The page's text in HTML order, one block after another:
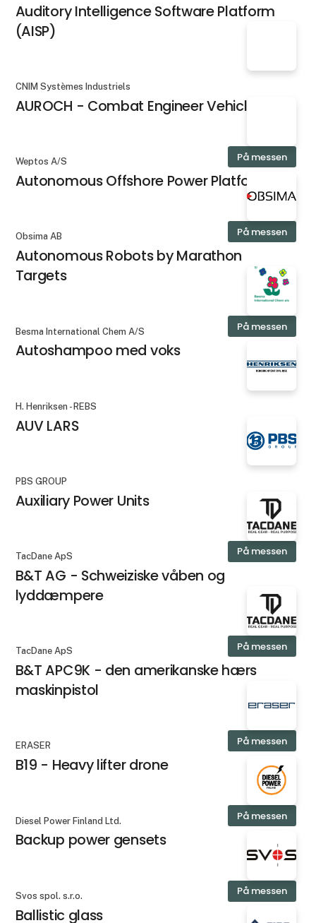
Auditory Intelligence Software Platform
(AISP)
CNIM Systèmes Industriels
AUROCH - Combat Engineer Vehicle
På messen
Weptos A/S
Autonomous Offshore Power Platform
På messen
Obsima AB
Autonomous Robots by Marathon
Targets
På messen
Besma International Chem A/S
Autoshampoo med voks
H. Henriksen - REBS
AUV LARS
PBS GROUP
Auxiliary Power Units
På messen
TacDane ApS
B&T AG - Schweiziske våben og
lyddæmpere
På messen
TacDane ApS
B&T APC9K - den amerikanske hærs
maskinpistol
På messen
ERASER
B19 - Heavy lifter drone
På messen
Diesel Power Finland Ltd.
Backup power gensets
På messen
Svos spol. s.r.o.
Ballistic glass